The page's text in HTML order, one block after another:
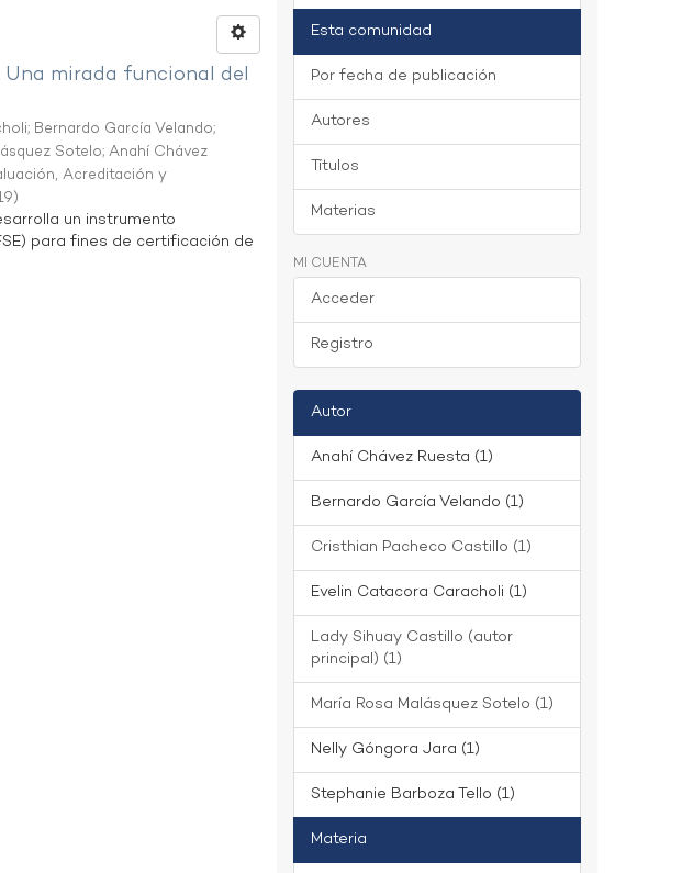
mirada funcional del
; Bernardo García Velando;
Sotelo;Anahí Chávez
Acreditación y
)
un instrumento
para fines de certificación de
Esta comunidad
Por fecha de publicación
Autores
Títulos
Materias
MI CUENTA
Acceder
Registro
Autor
Anahí Chávez Ruesta (1)
Bernardo García Velando (1)
Cristhian Pacheco Castillo (1)
Evelin Catacora Caracholi (1)
Lady Sihuay Castillo (autor
principal) (1)
María Rosa Malásquez Sotelo (1)
Nelly Góngora Jara (1)
Stephanie Barboza Tello (1)
Materia